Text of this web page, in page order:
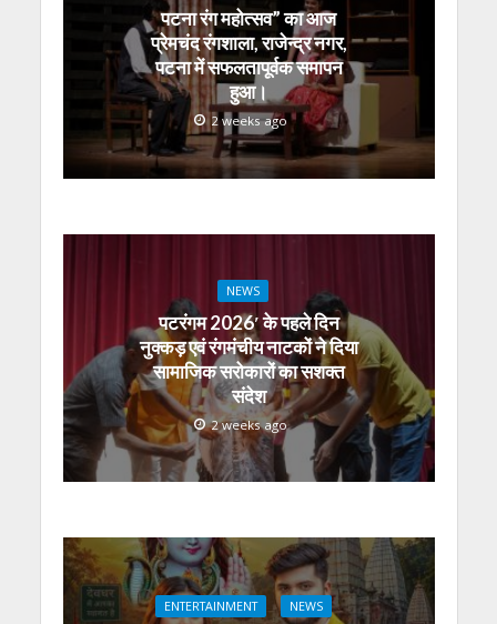
पटना रंग महोत्सव” का आज
प्रेमचंद रंगशाला, राजेन्द्र नगर,
पटना में सफलतापूर्वक समापन
हुआ।
2 weeks ago
NEWS
पटरंगम 2026′ के पहले दिन
नुक्कड़ एवं रंगमंचीय नाटकों ने दिया
सामाजिक सरोकारों का सशक्त
संदेश
2 weeks ago
ENTERTAINMENT NEWS